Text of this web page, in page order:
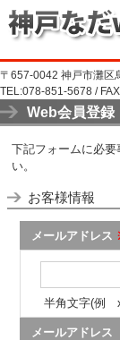
〒657-0042 神戸市灘区
TEL:078-851-5678 /
Web会員登録
下記フォームに必
い。
お客様情報
メールアドレス
半角文字(例
メールアドレス